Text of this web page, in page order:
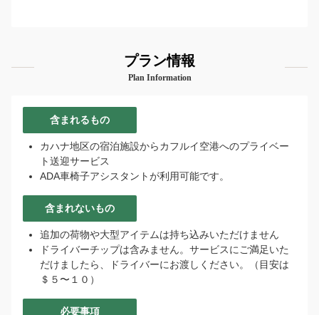
プラン情報
Plan Information
含まれるもの
カハナ地区の宿泊施設からカフルイ空港へのプライベー
ト送迎サービス
ADA車椅子アシスタントが利用可能です。
含まれないもの
追加の荷物や大型アイテムは持ち込みいただけません
ドライバーチップは含みません。サービスにご満足いた
だけましたら、ドライバーにお渡しください。（目安は
＄５〜１０）
必要事項